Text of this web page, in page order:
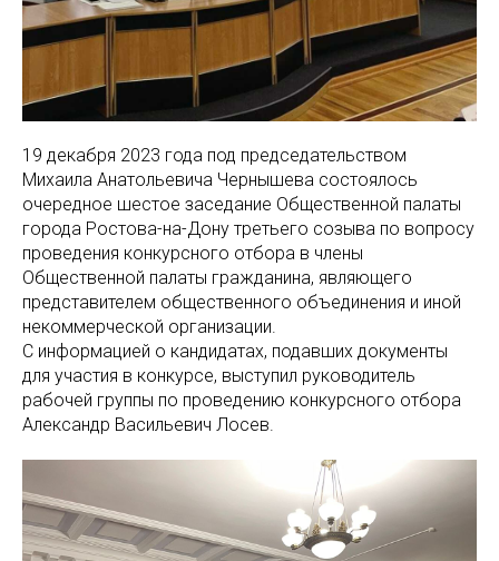
19 декабря 2023 года под председательством
Михаила Анатольевича Чернышева состоялось
очередное шестое заседание Общественной палаты
города Ростова-на-Дону третьего созыва по вопросу
проведения конкурсного отбора в члены
Общественной палаты гражданина, являющего
представителем общественного объединения и иной
некоммерческой организации.
С информацией о кандидатах, подавших документы
для участия в конкурсе, выступил руководитель
рабочей группы по проведению конкурсного отбора
Александр Васильевич Лосев.